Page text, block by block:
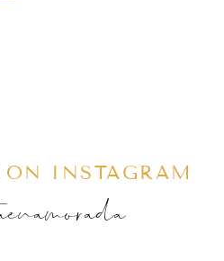
INSTAGRAM